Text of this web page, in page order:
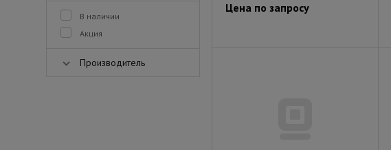
В наличии
Акция
Производитель
Цена по запросу